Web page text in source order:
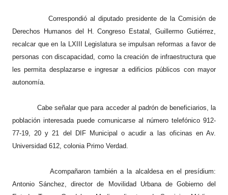
Correspondió al diputado presidente de la Comisión de
Derechos Humanos del H. Congreso Estatal, Guillermo Gutiérrez,
recalcar que en la LXIII Legislatura se impulsan reformas a favor de
personas con discapacidad, como la creación de infraestructura que
les permita desplazarse e ingresar a edificios públicos con mayor
autonomía.
Cabe señalar que para acceder al padrón de beneficiarios, la
población interesada puede comunicarse al número telefónico 912-
77-19, 20 y 21 del DIF Municipal o acudir a las oficinas en Av.
Universidad 612, colonia Primo Verdad.
Acompañaron también a la alcaldesa en el presídium:
Antonio Sánchez, director de Movilidad Urbana de Gobierno del